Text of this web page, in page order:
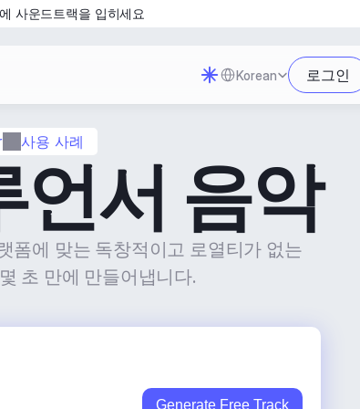
사용 사례
언서 음악
폼에 맞는 독창적이고 로열티가 없는
초 만에 만들어냅니다.
Generate Free Track
사운드트랙을 입히세요
Select Language
Korean 로그인